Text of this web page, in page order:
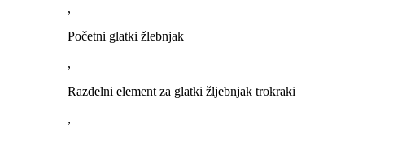
,
Početni glatki žlebnjak
,
Razdelni element za glatki žljebnjak trokraki
,